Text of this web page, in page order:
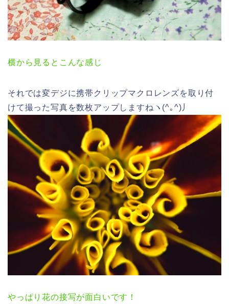
横から見るとこんな感じ
それでは変デジに携帯クリップマクロレンズを取り付
けて撮った写真を数枚アップしますねヽ(^｡^)丿
やっぱり花の接写が面白いです！